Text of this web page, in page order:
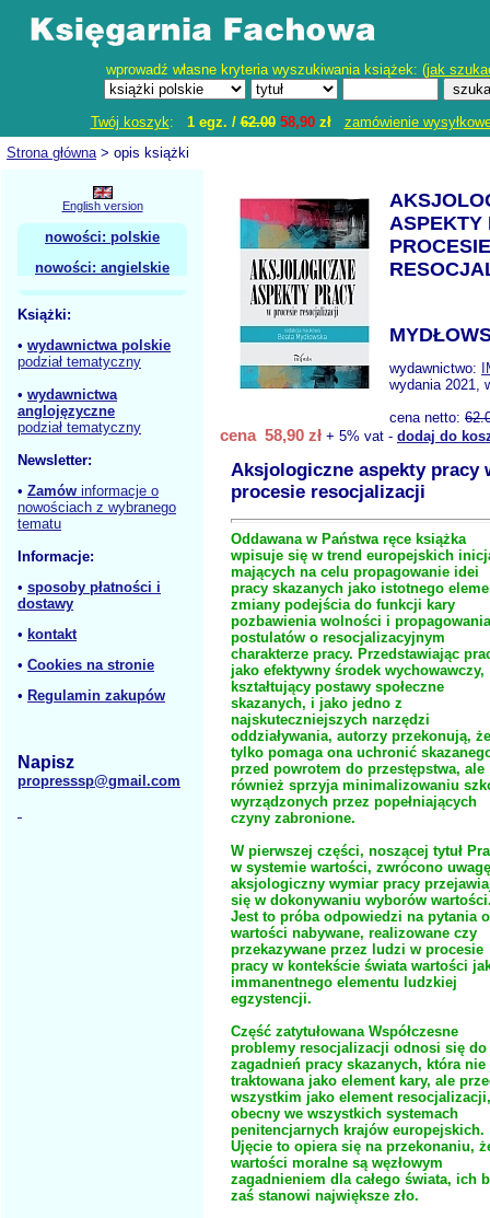
wprowadź własne kryteria wyszukiwania książek: (jak
Twój koszyk: 1 egz. /62.00 58,90zł
zamówienie
Strona główna> opis książki
English version
nowości: polskie
nowości: angielskie
Książki:
• wydawnictwa polskie
podział tematyczny
• wydawnictwa
anglojęzyczne
podział tematyczny
Newsletter:
• Zamów informacje o
nowościach z wybranego
tematu
Informacje:
• sposoby płatności i
dostawy
• kontakt
• Cookies na stronie
• Regulamin zakupów
Napisz
propresssp@gmail.com
ASPEKTY
PROCESIE
wydawnictwo:
wydania 2021,
cena netto:
cena 58,90 zł + 5% vat - dodaj do
Aksjologiczne aspekty pracy
procesie resocjalizacji
Oddawana w Państwa ręce książka
wpisuje się w trend europejskich
mających na celu propagowanie idei
pracy skazanych jako istotnego
zmiany podejścia do funkcji kary
pozbawienia wolności i propagowania
postulatów o resocjalizacyjnym
charakterze pracy. Przedstawiając
jako efektywny środek wychowawczy,
kształtujący postawy społeczne
skazanych, i jako jedno z
najskuteczniejszych narzędzi
oddziaływania, autorzy przekonują,
tylko pomaga ona uchronić
przed powrotem do przestępstwa, ale
również sprzyja minimalizowaniu
wyrządzonych przez popełniających
czyny zabronione.
W pierwszej części, noszącej tytuł
w systemie wartości, zwrócono
aksjologiczny wymiar pracy
się w dokonywaniu wyborów
Jest to próba odpowiedzi na pytania o
wartości nabywane, realizowane czy
przekazywane przez ludzi w procesie
pracy w kontekście świata wartości
immanentnego elementu ludzkiej
egzystencji.
Część zatytułowana Współczesne
problemy resocjalizacji odnosi się do
zagadnień pracy skazanych, która nie
traktowana jako element kary, ale
wszystkim jako element resocjalizacji,
obecny we wszystkich systemach
penitencjarnych krajów europejskich.
Ujęcie to opiera się na przekonaniu,
wartości moralne są węzłowym
zagadnieniem dla całego świata, ich
zaś stanowi największe zło.